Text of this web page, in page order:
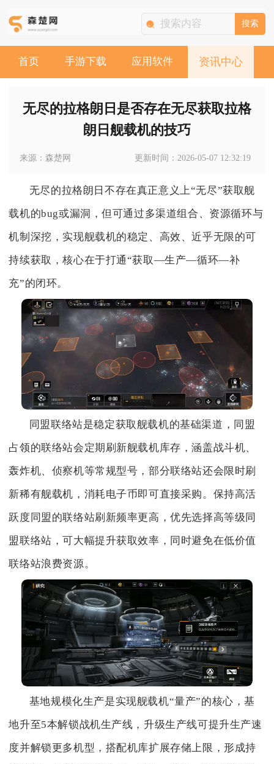
搜索
首页 手游下载 应用软件 资讯中心
无尽的拉格朗日是否存在无尽获取拉格
朗日舰载机的技巧
来源：森楚网 更新时间：2026-05-07 12:32:19
无尽的拉格朗日不存在真正意义上“无尽”获取舰
载机的bug或漏洞，但可通过多渠道组合、资源循环与
机制深挖，实现舰载机的稳定、高效、近乎无限的可
持续获取，核心在于打通“获取—生产—循环—补
充”的闭环。
同盟联络站是稳定获取舰载机的基础渠道，同盟
占领的联络站会定期刷新舰载机库存，涵盖战斗机、
轰炸机、侦察机等常规型号，部分联络站还会限时刷
新稀有舰载机，消耗电子币即可直接采购。保持高活
跃度同盟的联络站刷新频率更高，优先选择高等级同
盟联络站，可大幅提升获取效率，同时避免在低价值
联络站浪费资源。
基地规模化生产是实现舰载机“量产”的核心，基
地升至5本解锁战机生产线，升级生产线可提升生产速
度并解锁更多机型，搭配机库扩展存储上限，形成持